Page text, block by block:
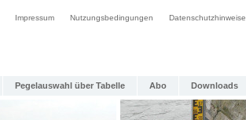
Impressum Nutzungsbedingungen Datenschutzhinweise
Pegelauswahl über Tabelle Abo Downloads